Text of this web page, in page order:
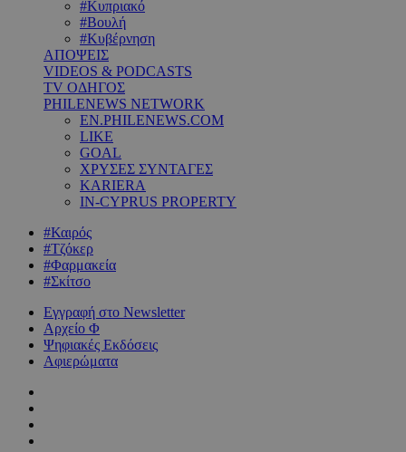
#Κυπριακό
#Βουλή
#Κυβέρνηση
ΑΠΟΨΕΙΣ
VIDEOS & PODCASTS
TV ΟΔΗΓΟΣ
PHILENEWS NETWORK
EN.PHILENEWS.COM
LIKE
GOAL
ΧΡΥΣΕΣ ΣΥΝΤΑΓΕΣ
KARIERA
IN-CYPRUS PROPERTY
#Καιρός
#Τζόκερ
#Φαρμακεία
#Σκίτσο
Εγγραφή στο Newsletter
Αρχείο Φ
Ψηφιακές Εκδόσεις
Αφιερώματα